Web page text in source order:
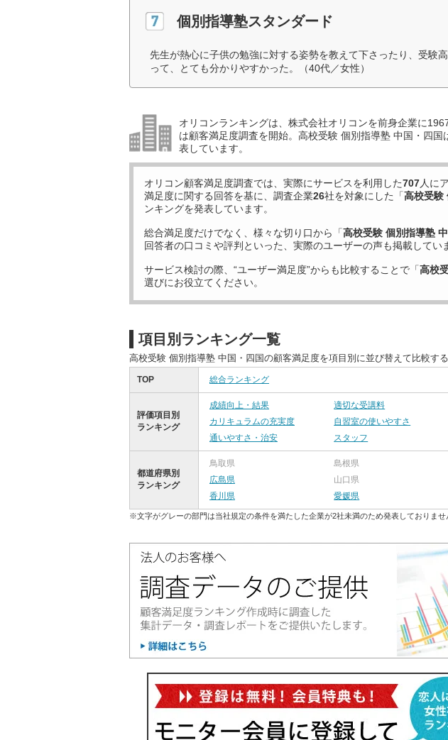
個別指導塾スタンダード
先生が熱心に子供の勉強に対する姿勢を教えて下さったり、受験
って、とても分かりやすかった。（40代／女性）
オリコンランキングは、株式会社オリコンを前身企業に
は顧客満足度調査を開始。高校受験 個別指導塾 中国・四
表しています。
オリコン顧客満足度調査では、実際にサービスを利用した707人に
満足度に関する回答を基に、調査企業26社を対象にした「高校受験
ンキングを発表しています。
総合満足度だけでなく、様々な切り口から「高校受験 個別指導塾
回答者の口コミや評判といった、実際のユーザーの声も掲載してい
サービス検討の際、“ユーザー満足度”からも比較することで「高校
選びにお役立てください。
項目別ランキング一覧
高校受験 個別指導塾 中国・四国の顧客満足度を項目別に並び替えて比較する
TOP 総合ランキング
評価項目別
ランキング
成績向上・結果 適切な受講料
カリキュラムの充実度
自習室の使いやすさ
通いやすさ・治安
スタッフ
都道府県別
ランキング
鳥取県 島根県
広島県
山口県
香川県
愛媛県
※文字がグレーの部門は当社規定の条件を満たした企業が2社未満のため発表しておりませ